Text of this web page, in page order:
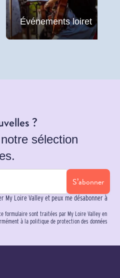
Événements loiret
?
sélection
S’abonner
My Loire Valley et peux me désabonner à
formulaire sont traitées par My Loire Valley en
à la politique de protection des données